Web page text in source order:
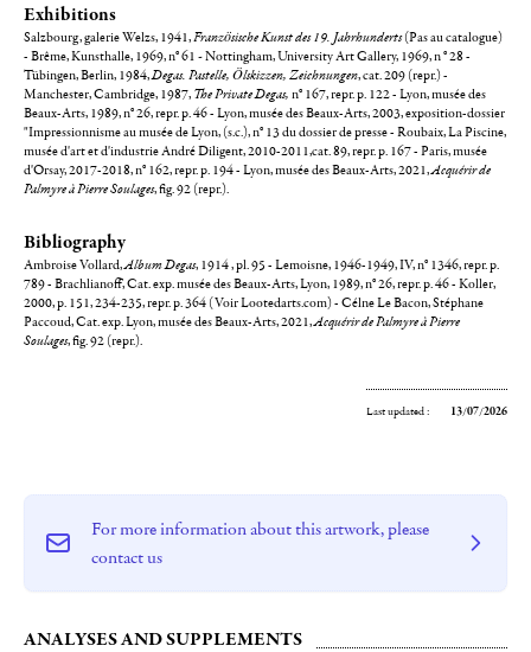
Exhibitions
Salzbourg, galerie Welzs, 1941,Französische Kunst des 19. Jahrhunderts(Pas au catalogue)
- Brême, Kunsthalle, 1969, n° 61 -Nottingham, University Art Gallery, 1969, n ° 28 -
Tübingen, Berlin, 1984,Degas. Pastelle, Ölskizzen, Zeichnungen, cat. 209 (repr.) -
Manchester, Cambridge, 1987, The Private Degas, n° 167, repr. p. 122 - Lyon, musée des
Beaux-Arts, 1989, n° 26, repr. p. 46 - Lyon, musée des Beaux-Arts, 2003, exposition-dossier
"Impressionnisme au musée de Lyon, (s.c.), n° 13 du dossier de presse - Roubaix, La Piscine,
musée d'art et d'industrie André Diligent, 2010-2011,cat. 89, repr. p. 167 - Paris, musée
d'Orsay, 2017-2018, n° 162, repr. p. 194 - Lyon, musée des Beaux-Arts, 2021,Acquérir de
Palmyre à Pierre Soulages, fig. 92 (repr.).
Bibliography
Ambroise Vollard,Album Degas, 1914 , pl. 95 - Lemoisne, 1946-1949, IV, n° 1346, repr. p.
789 - Brachlianoff, Cat. exp. musée des Beaux-Arts, Lyon, 1989, n° 26, repr. p. 46 - Koller,
2000, p. 151, 234-235, repr. p. 364 (Voir Lootedarts.com) - Célne Le Bacon, Stéphane
Paccoud, Cat. exp. Lyon, musée des Beaux-Arts, 2021,Acquérir de Palmyre à Pierre
Soulages, fig. 92 (repr.).
Last updated : 13/07/2026
For more information about this artwork, please
contact us
ANALYSES AND SUPPLEMENTS